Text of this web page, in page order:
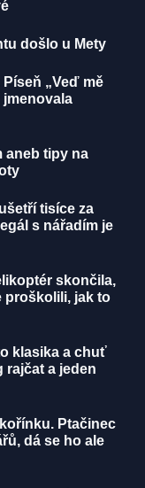
došlo u Mety
„Veď mě
jmenovala
aneb tipy na
tisíce za
s nářadím je
skončila,
proškolili, jak to
klasika a chuť
rajčat a jeden
Ptačinec
dá se ho ale